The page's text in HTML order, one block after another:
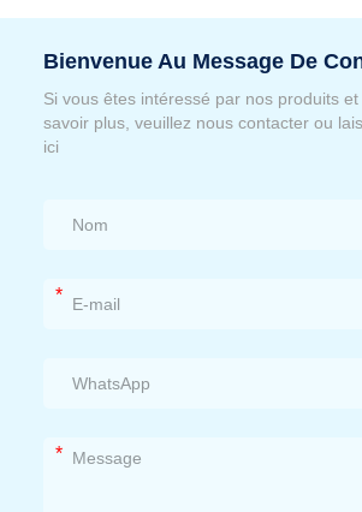
Bienvenue Au Message De
Si vous êtes intéressé par nos produits
savoir plus, veuillez nous contacter ou
ici
*
*